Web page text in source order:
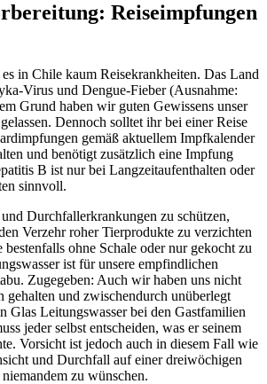
Reiseimpfungen
in Chile kaum Reisekrankheiten. Das Land
Virus und Dengue-Fieber (Ausnahme:
Grund haben wir guten Gewissens unser
Dennoch solltet ihr bei einer Reise
gemäß aktuellem Impfkalender
und benötigt zusätzlich eine Impfung
B ist nur bei Langzeitaufenthalten oder
sinnvoll.
Durchfallerkrankungen zu schützen,
Verzehr roher Tierprodukte zu verzichten
bestenfalls ohne Schale oder nur gekocht zu
ist für unsere empfindlichen
Zugegeben: Auch wir haben uns nicht
gehalten und zwischendurch unüberlegt
Glas Leitungswasser bei den Gastfamilien
jeder selbst entscheiden, was er seinem
Vorsicht ist jedoch auch in diesem Fall wie
und Durchfall auf einer dreiwöchigen
zu wünschen.